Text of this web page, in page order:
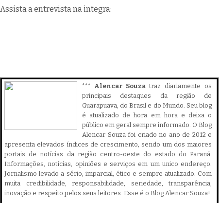
Assista a entrevista na integra:
*** Alencar Souza traz diariamente os
principais destaques da região de
Guarapuava, do Brasil e do Mundo. Seu blog
é atualizado de hora em hora e deixa o
público em geral sempre informado. O Blog
Alencar Souza foi criado no ano de 2012 e
apresenta elevados índices de crescimento, sendo um dos maiores
portais de notícias da região centro-oeste do estado do Paraná.
Informações, notícias, opiniões e serviços em um unico endereço.
Jornalismo levado a sério, imparcial, ético e sempre atualizado. Com
muita credibilidade, responsabilidade, seriedade, transparência,
inovação e respeito pelos seus leitores. Esse é o Blog Alencar Souza!